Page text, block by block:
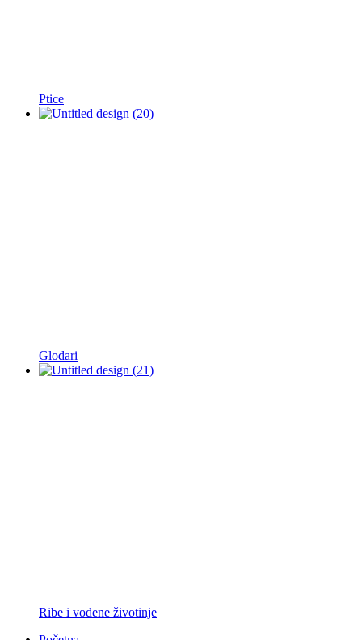
Ptice
Glodari
Ribe i vodene životinje